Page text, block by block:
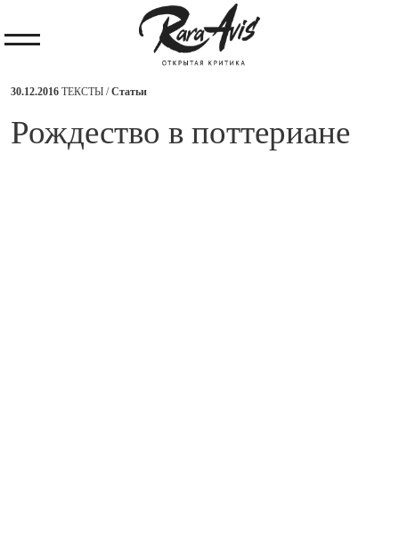
30.12.2016 ТЕКСТЫ /Статьи
​Рождество в поттериане